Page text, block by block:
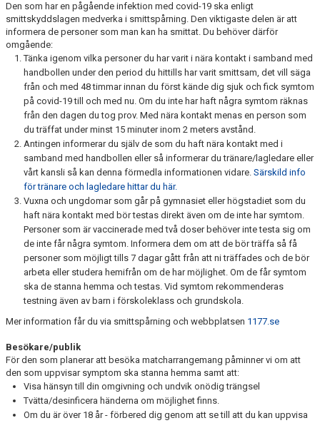
Den som har en pågående infektion med covid-19 ska enligt
smittskyddslagen medverka i smittspårning. Den viktigaste delen är att
informera de personer som man kan ha smittat. Du behöver därför
omgående:
Tänka igenom vilka personer du har varit i nära kontakt i samband med
handbollen under den period du hittills har varit smittsam, det vill säga
från och med 48 timmar innan du först kände dig sjuk och fick symtom
på covid-19 till och med nu. Om du inte har haft några symtom räknas
från den dagen du tog prov. Med nära kontakt menas en person som
du träffat under minst 15 minuter inom 2 meters avstånd.
Antingen informerar du själv de som du haft nära kontakt med i
samband med handbollen eller så informerar du tränare/lagledare eller
vårt kansli så kan denna förmedla informationen vidare. Särskild info
för tränare och lagledare hittar du här.
Vuxna och ungdomar som går på gymnasiet eller högstadiet som du
haft nära kontakt med bör testas direkt även om de inte har symtom.
Personer som är vaccinerade med två doser behöver inte testa sig om
de inte får några symtom. Informera dem om att de bör träffa så få
personer som möjligt tills 7 dagar gått från att ni träffades och de bör
arbeta eller studera hemifrån om de har möjlighet. Om de får symtom
ska de stanna hemma och testas. Vid symtom rekommenderas
testning även av barn i förskoleklass och grundskola.
Mer information får du via smittspårning och webbplatsen 1177.se
Besökare/publik
För den som planerar att besöka matcharrangemang påminner vi om att
den som uppvisar symptom ska stanna hemma samt att:
Visa hänsyn till din omgivning och undvik onödig trängsel
Tvätta/desinficera händerna om möjlighet finns.
Om du är över 18 år - förbered dig genom att se till att du kan uppvisa